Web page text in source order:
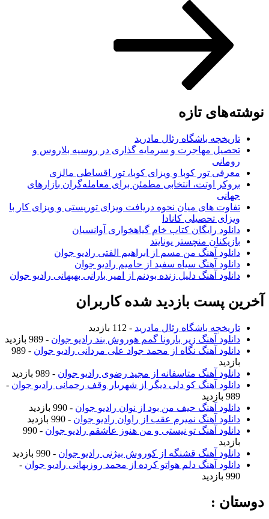
نوشته‌های تازه
تاریخچه باشگاه رئال مادرید
تحصیل مهاجرت و سرمایه گذاری در روسیه بلاروس و
رومانی
معرفی تور کوبا و ویزای کوبا، تور اقساطی مالزی
بروکر اوتت، انتخابی مطمئن برای معامله‌گران بازارهای
جهانی
تفاوت های میان نحوه دریافت ویزای توریستی و ویزای کار با
ویزای تحصیلی کانادا
دانلود رایگان کتاب خام گیاهخواری آوانسیان
بازیکنان منچستر یونایتد
دانلود آهنگ من مسم از ابراهیم الفتی رادیو جوان
دانلود آهنگ سیاه سفید از حامیم رادیو جوان
دانلود آهنگ دلیل زنده بودنم از امیر بارانی بهبهانی رادیو جوان
آخرین پست بازدید شده کاربران
تاریخچه باشگاه رئال مادرید - 112 بازدید
دانلود آهنگ زیر بارونا گمم هوروش بند رادیو جوان - 989 بازدید
دانلود آهنگ نگاه از محمد جواد علی مردانی رادیو جوان
- 989
بازدید
دانلود آهنگ متاسفانه از مجید رضوی رادیو جوان - 989 بازدید
دانلود آهنگ کو دلی دیگر از شهریار وقف رحمانی رادیو جوان -
989 بازدید
دانلود آهنگ حیف من بود از نوان رادیو جوان - 990 بازدید
دانلود آهنگ نمیرم عقب از راوان رادیو جوان - 990 بازدید
دانلود آهنگ تو نیستی و من هنوز عاشقم رادیو جوان
- 990
بازدید
دانلود آهنگ قشنگه از کوروش بیژنی رادیو جوان - 990 بازدید
دانلود آهنگ دلم هواتو کرده از محمد روزبهانی رادیو جوان -
990 بازدید
دوستان :